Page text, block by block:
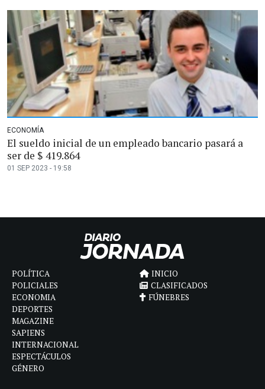
ECONOMÍA
El sueldo inicial de un empleado bancario pasará a
ser de $ 419.864
01 SEP 2023 - 19:58
POLÍTICA
POLICIALES
ECONOMIA
DEPORTES
MAGAZINE
SAPIENS
INTERNACIONAL
ESPECTÁCULOS
GÉNERO
INICIO
CLASIFICADOS
FÚNEBRES